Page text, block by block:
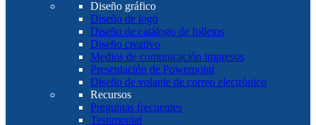
Diseño gráfico
Diseño de logo
Diseño de catálogo de folletos
Diseño creativo
Medios de comunicación impresos
Presentación de Powerpoint
Diseño de volante de correo electrónico
Recursos
Preguntas frecuentes
Testimonial